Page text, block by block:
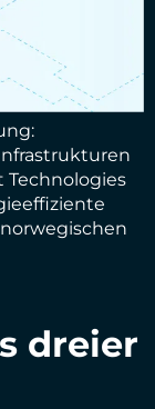
Technologies
dreier